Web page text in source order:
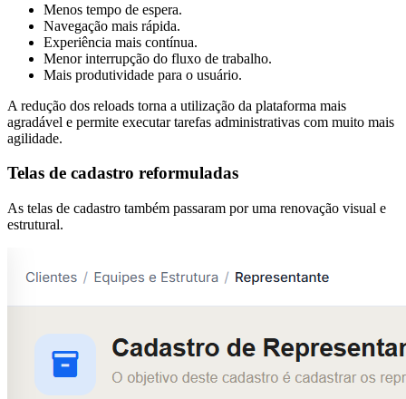
Menos tempo de espera.
Navegação mais rápida.
Experiência mais contínua.
Menor interrupção do fluxo de trabalho.
Mais produtividade para o usuário.
A redução dos reloads torna a utilização da plataforma mais
agradável e permite executar tarefas administrativas com muito mais
agilidade.
Telas de cadastro reformuladas
As telas de cadastro também passaram por uma renovação visual e
estrutural.